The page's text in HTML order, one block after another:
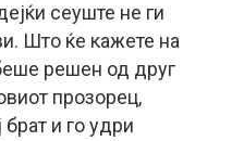
сеуште не ги
Што ќе кажете на
решен од друг
прозорец,
брат и го удри